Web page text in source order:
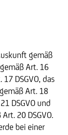
gemäß
Art. 16
DSGVO, das
Art. 18
DSGVO und
20 DSGVO.
bei einer